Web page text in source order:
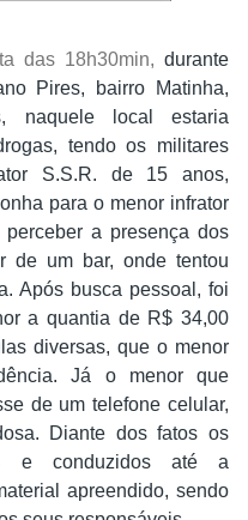
das 18h30min, durante
Pires, bairro Matinha,
naquele local estaria
tendo os militares
S.S.R. de 15 anos,
para o menor infrator
a presença dos
de um bar, onde tentou
Após busca pessoal, foi
a quantia de R$ 34,00
diversas, que o menor
Já o menor que
de um telefone celular,
Diante dos fatos os
e conduzidos até a
apreendido, sendo